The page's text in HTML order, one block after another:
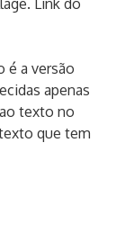
Link do
é a versão
apenas
texto no
que tem